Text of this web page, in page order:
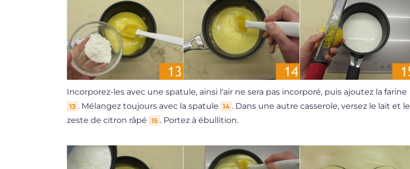
Incorporez-les avec une spatule, ainsi l'air ne sera pas incorporé, puis ajoutez la farine
13 . Mélangez toujours avec la spatule 14 . Dans une autre casserole, versez le lait et le
zeste de citron râpé
15 . Portez à ébullition.